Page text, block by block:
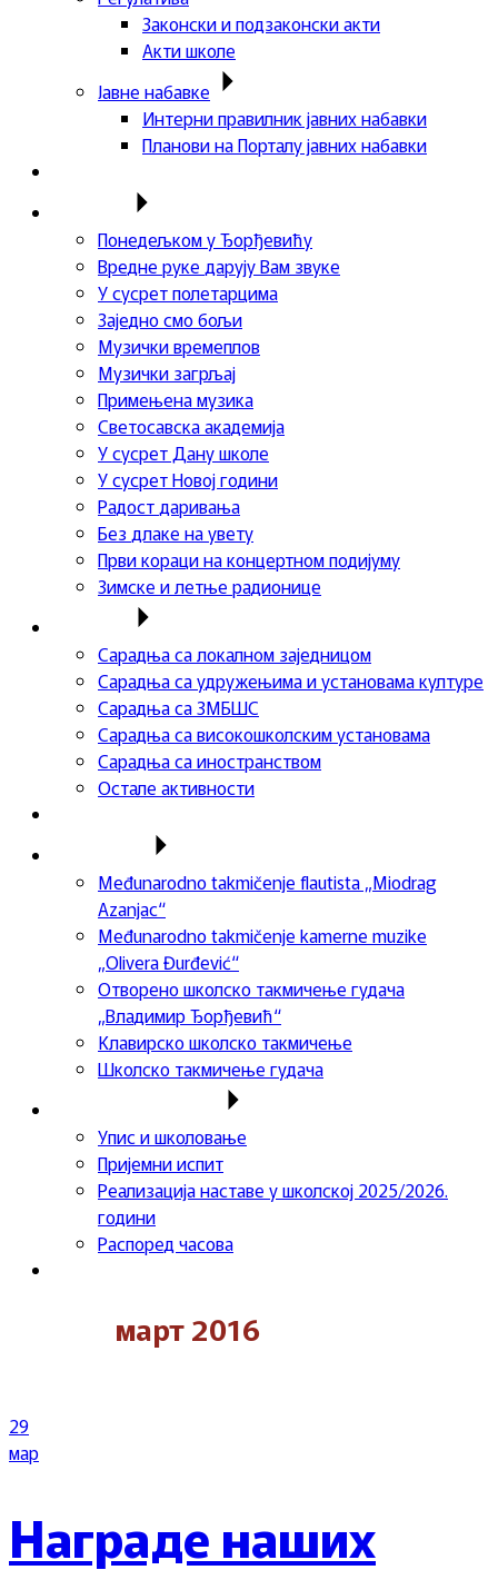
Законски и подзаконски акти
Акти школе
Јавне набавке
Интерни правилник јавних набавки
Планови на Порталу јавних набавки
Понедељком у Ђорђевићу
Вредне руке дарују Вам звуке
У сусрет полетарцима
Заједно смо бољи
Музички времеплов
Музички загрљај
Примењена музика
Светосавска академија
У сусрет Дану школе
У сусрет Новој години
Радост даривања
Без длаке на увету
Први кораци на концертном подијуму
Зимске и летње радионице
Сарадња са локалном заједницом
Сарадња са удружењима и установама културе
Сарадња са ЗМБШС
Сарадња са високошколским установама
Сарадња са иностранством
Остале активности
Međunarodno takmičenje flautista „Miodrag
Azanjac“
Međunarodno takmičenje kamerne muzike
„Olivera Đurđević“
Отворено школско такмичење гудача
„Владимир Ђорђевић“
Клавирско школско такмичење
Школско такмичење гудача
Упис и школовање
Пријемни испит
Реализација наставе у школској 2025/2026.
години
Распоред часова
март 2016
29
мар
Награде наших